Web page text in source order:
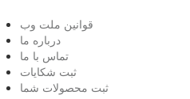
قوانین ملت وب
درباره ما
تماس با ما
ثبت شکایات
ثبت محصولات شما